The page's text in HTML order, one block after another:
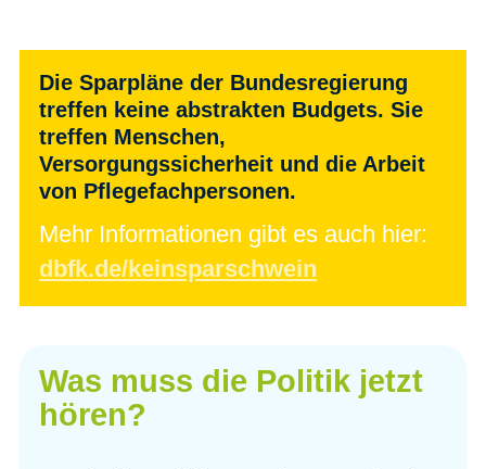
Die Sparpläne der Bundesregierung
treffen keine abstrakten Budgets. Sie
treffen Menschen,
Versorgungssicherheit und die Arbeit
von Pflegefachpersonen.
Mehr Informationen gibt es auch hier:
dbfk.de/keinsparschwein
Was muss die Politik jetzt
hören?